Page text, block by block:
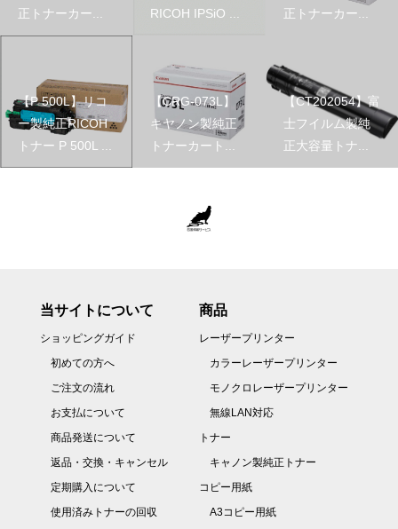
正トナーカー...
RICOH IPSiO ...
正トナーカー...
【P 500L】リコ
ー製純正RICOH
トナー P 500L ...
【CRG-073L】
キヤノン製純正
トナーカート...
【CT202054】富
士フイルム製純
正大容量トナ...
当サイトについて
ショッピングガイド
初めての方へ
ご注文の流れ
お支払について
商品発送について
返品・交換・キャンセル
定期購入について
使用済みトナーの回収
商品
レーザープリンター
カラーレーザープリンター
モノクロレーザープリンター
無線LAN対応
トナー
キャノン製純正トナー
コピー用紙
A3コピー用紙